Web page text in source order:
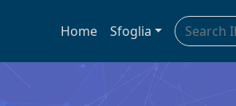
Home Sfoglia